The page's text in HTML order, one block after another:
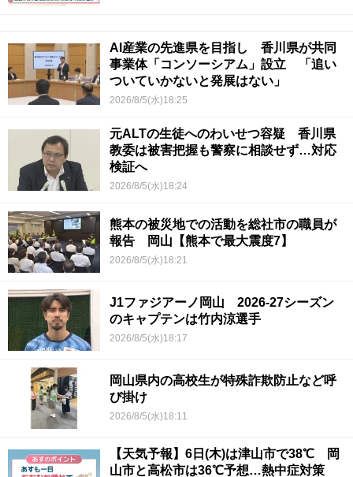
AI産業の先進県を目指し 香川県が共同
事業体「コンソーシアム」設立 「追い
ついていかないと発展はない」
2026/8/5(水)18:25
元ALTの生徒へのわいせつ容疑 香川県
教委は被害把握も警察に相談せず…対応
検証へ
2026/8/5(水)18:24
熊本の被災地での活動を総社市の職員が
報告 岡山【熊本で最大震度7】
2026/8/5(水)18:21
J1ファジアーノ岡山 2026-27シーズン
のキャプテンは竹内涼選手
2026/8/5(水)18:17
岡山県内の高校生が特殊詐欺防止など呼
び掛け
2026/8/5(水)18:11
【天気予報】6日(木)は津山市で38℃ 岡
山市と高松市は36℃予想…熱中症対策